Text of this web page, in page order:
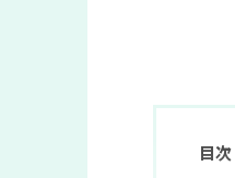
目次